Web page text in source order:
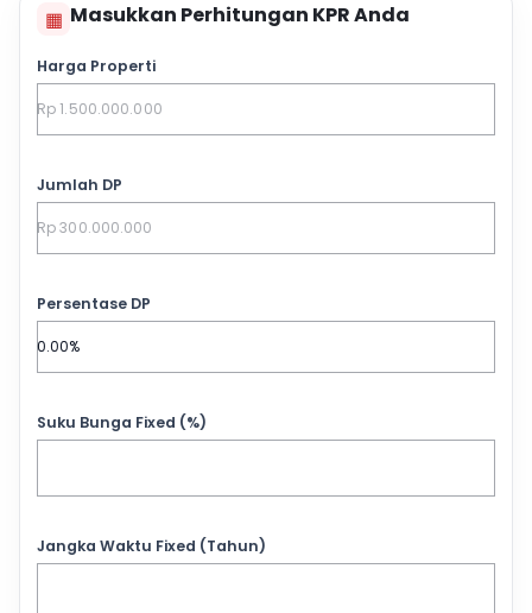
▦ Masukkan Perhitungan KPR Anda
Harga Properti
Jumlah DP
Persentase DP
Suku Bunga Fixed (%)
Jangka Waktu Fixed (Tahun)